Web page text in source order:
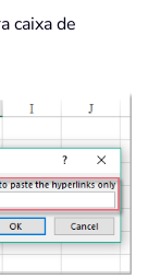
caixa de